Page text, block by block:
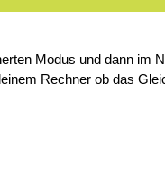
Modus und dann im
Rechner ob das